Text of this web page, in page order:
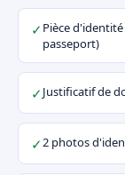
✓ Pièce
passeport)
✓Justificatif de
✓2 photos